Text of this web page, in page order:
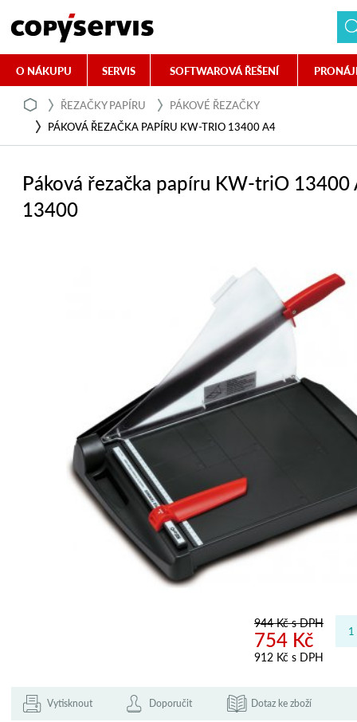
O NÁKUPU SERVIS SOFTWAROVÁ ŘEŠENÍ
ŘEZAČKY PAPÍRU
PÁKOVÉ ŘEZAČKY
PÁKOVÁ ŘEZAČKA PAPÍRU KW-TRIO 13400 A4
Páková řezačka papíru KW-triO 13400
13400
944 Kč s DPH
754 Kč
912 Kč s DPH
Vytisknout Doporučit Dotaz ke zboží